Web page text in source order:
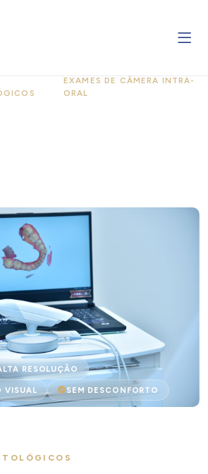
EXAMES DE CÂMERA INTRA-
ORAL
RESOLUÇÃO
VISUAL SEM DESCONFORTO